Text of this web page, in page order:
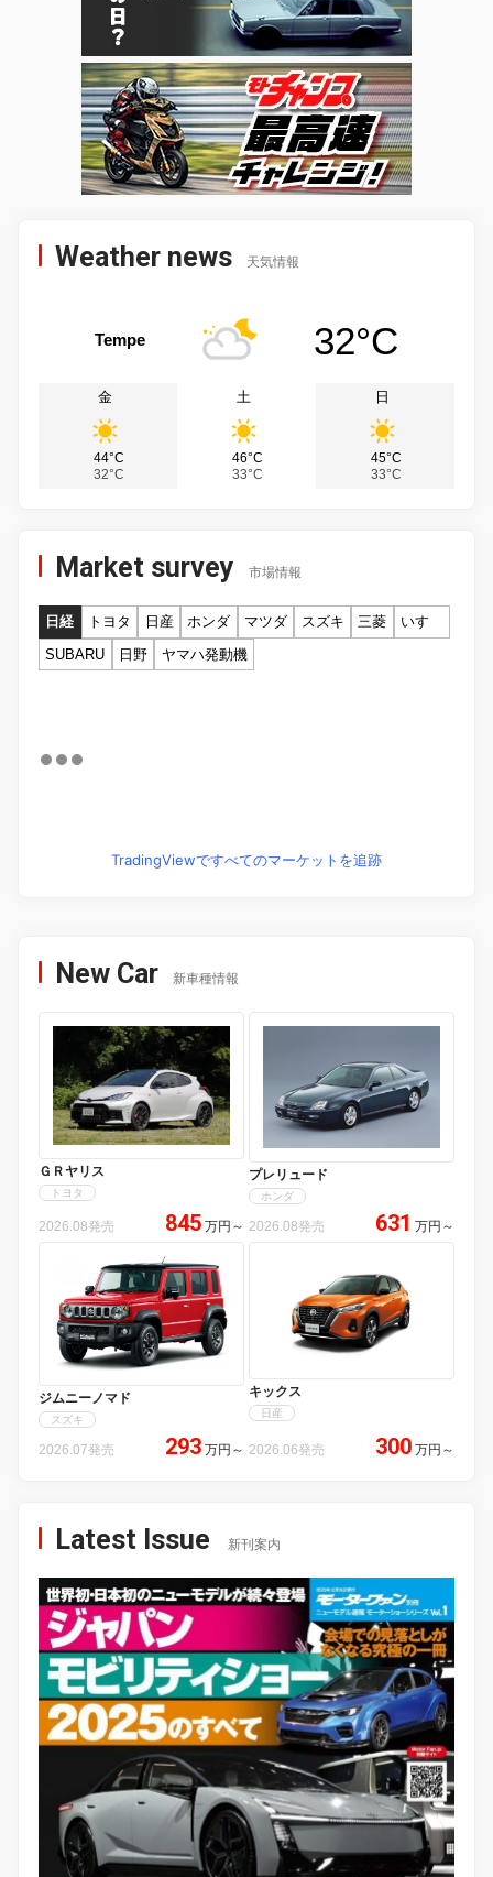
Weather news 天気情報
Tempe 32°C
金
44°C
32°C
土
46°C
33°C
日
45°C
33°C
Market survey 市場情報
日経 トヨタ 日産 ホンダ マツダ スズキ 三菱
いすゞ
SUBARU
日野 ヤマハ発動機
TradingViewですべてのマーケットを追跡
New Car 新車種情報
ＧＲヤリス
トヨタ
2026.08発売 845 万円 ～
プレリュード
ホンダ
2026.08発売 631 万円 ～
ジムニーノマド
スズキ
2026.07発売 293 万円 ～
キックス
日産
2026.06発売 300 万円 ～
Latest Issue 新刊案内